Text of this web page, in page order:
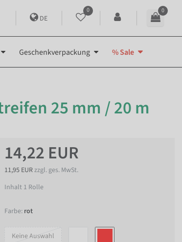
DE
0 0
Geschenkverpackung % Sale
25 mm / 20 m
14,22 EUR
11,95 EURzzgl. ges. MwSt.
Inhalt 1 Rolle
Farbe: rot
Keine Auswahl